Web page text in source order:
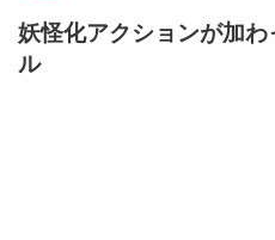
妖怪化アクションが加
ル